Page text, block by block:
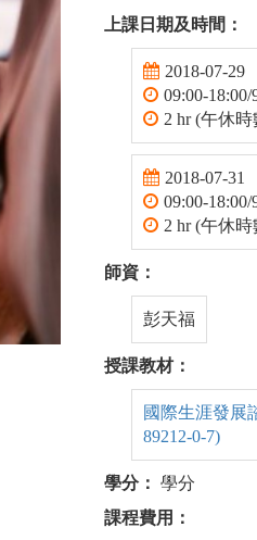
上課日期及時間：
2018-07-29
09:00-18:00/
2 hr (午休時
2018-07-31
09:00-18:00/
2 hr (午休時
師資：
彭天福
授課教材：
國際生涯發展
89212-0-7)
學分： 學分
課程費用：